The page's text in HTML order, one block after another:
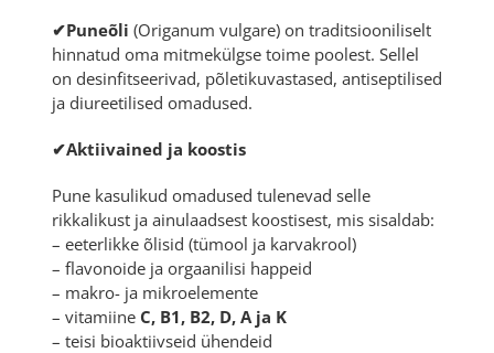
✔Puneõli (Origanum vulgare) on traditsiooniliselt
hinnatud oma mitmekülgse toime poolest. Sellel
on desinfitseerivad, põletikuvastased, antiseptilised
ja diureetilised omadused.
✔Aktiivained ja koostis
Pune kasulikud omadused tulenevad selle
rikkalikust ja ainulaadsest koostisest, mis sisaldab:
– eeterlikke õlisid (tümool ja karvakrool)
– flavonoide ja orgaanilisi happeid
– makro- ja mikroelemente
– vitamiine C, B1, B2, D, A ja K
– teisi bioaktiivseid ühendeid